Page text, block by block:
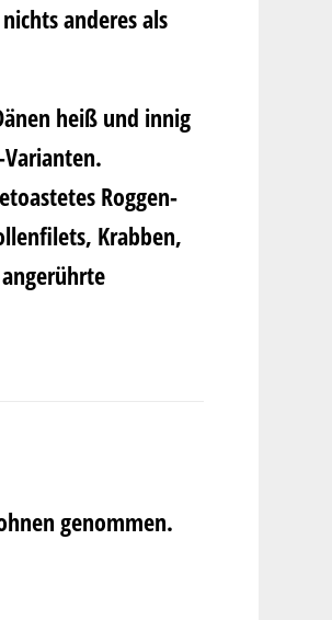
anderes als
heiß und innig
Roggen-
Krabben,
genommen.